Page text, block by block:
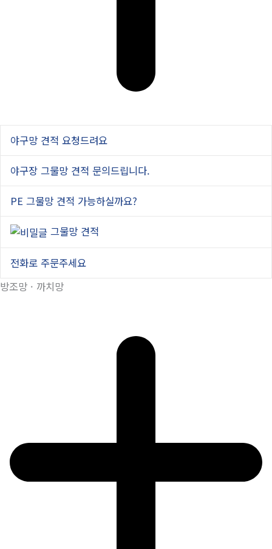
야구망 견적 요청드려요
야구장 그물망 견적 문의드립니다.
PE 그물망 견적 가능하실까요?
그물망 견적
전화로 주문주세요
방조망 · 까치망